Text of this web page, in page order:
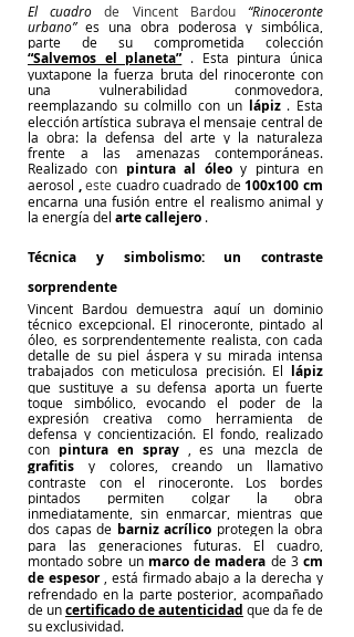
El cuadro de Vincent Bardou “Rinoceronte
urbano” es una obra poderosa y simbólica,
parte de su comprometida colección
“Salvemos el planeta” . Esta pintura única
yuxtapone la fuerza bruta del rinoceronte con
una vulnerabilidad conmovedora,
reemplazando su colmillo con un lápiz . Esta
elección artística subraya el mensaje central de
la obra: la defensa del arte y la naturaleza
frente a las amenazas contemporáneas.
Realizado con pintura al óleo y pintura en
aerosol , este cuadro cuadrado de 100x100 cm
encarna una fusión entre el realismo animal y
la energía del arte callejero .
Técnica y simbolismo: un contraste
sorprendente
Vincent Bardou demuestra aquí un dominio
técnico excepcional. El rinoceronte, pintado al
óleo, es sorprendentemente realista, con cada
detalle de su piel áspera y su mirada intensa
trabajados con meticulosa precisión. El lápiz
que sustituye a su defensa aporta un fuerte
toque simbólico, evocando el poder de la
expresión creativa como herramienta de
defensa y concientización. El fondo, realizado
con pintura en spray , es una mezcla de
grafitis
y colores, creando un llamativo
contraste con el rinoceronte. Los bordes
pintados permiten colgar la obra
inmediatamente, sin enmarcar, mientras que
dos capas de barniz acrílico protegen la obra
para las generaciones futuras. El cuadro,
montado sobre un marco de madera de 3 cm
de espesor , está firmado abajo a la derecha y
refrendado en la parte posterior, acompañado
de uncertificado de autenticidad que da fe de
su exclusividad.